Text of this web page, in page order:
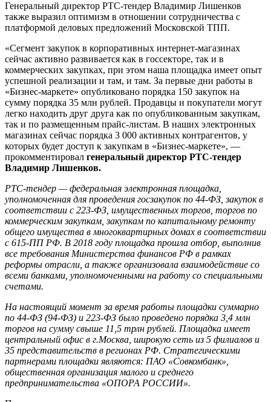
Генеральный директор РТС-тендер Владимир Лишенков
также выразил оптимизм в отношении сотрудничества с
платформой деловых предложений Московской ТПП.
«Сегмент закупок в корпоративных интернет-магазинах
сейчас активно развивается как в госсекторе, так и в
коммерческих закупках, при этом наша площадка имеет опыт
успешной реализации и там, и там. За первые дни работы в
«Бизнес-маркете» опубликовано порядка 150 закупок на
сумму порядка 35 млн рублей. Продавцы и покупатели могут
легко находить друг друга как по опубликованным закупкам,
так и по размещенным прайс-листам. В наших электронных
магазинах сейчас порядка 3 000 активных контрагентов, у
которых будет доступ к закупкам в «Бизнес-маркете», —
прокомментировал генеральный директор РТС-тендер
Владимир Лишенков.
РТС-тендер — федеральная электронная площадка,
уполномоченная для проведения госзакупок по 44-ФЗ, закупок в
соответствии с 223-ФЗ, имущественных торгов, торгов по
коммерческим закупкам, закупкам по капитальному ремонту
общего имущества в многоквартирных домах в соответствии
с 615-ПП РФ. В 2018 году площадка прошла отбор, выполнив
все требования Министерства финансов РФ в рамках
реформы отрасли, а также организовала взаимодействие со
всеми банками, уполномоченными на работу со специальными
счетами.
На настоящий момент за время работы площадки суммарно
по 44-ФЗ (94-ФЗ) и 223-ФЗ было проведено порядка 3,4 млн
торгов на сумму свыше 11,5 трлн рублей. Площадка имеет
центральный офис в г.Москва, широкую сеть из 5 филиалов и
35 представительств в регионах РФ. Стратегическими
партнерами площадки являются: ПАО «Совкомбанк»,
общественная организация малого и среднего
предпринимательства «ОПОРА РОССИИ».